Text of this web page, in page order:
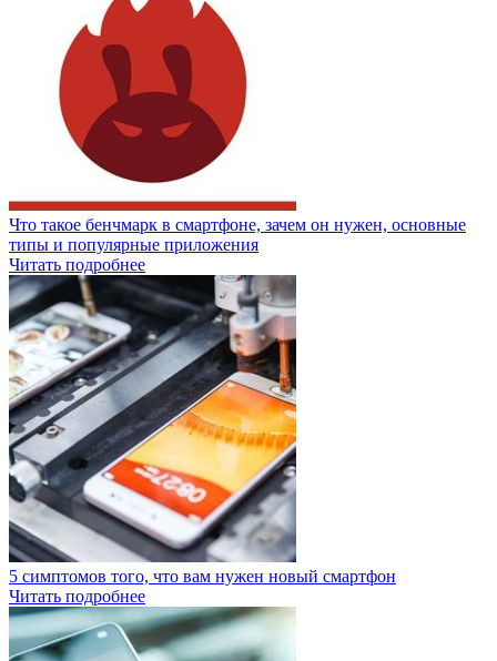
Что такое бенчмарк в смартфоне, зачем он нужен, основные
типы и популярные приложения
Читать подробнее
5 симптомов того, что вам нужен новый смартфон
Читать подробнее